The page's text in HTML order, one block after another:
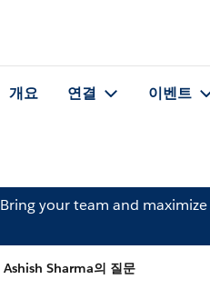
개요 연결 이벤트
Bring your team and
Ashish Sharma의 질문